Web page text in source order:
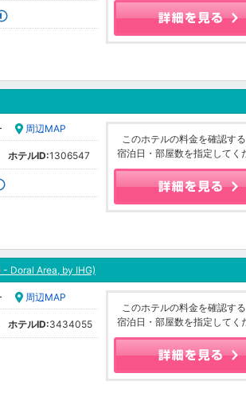
周辺MAP
ホテルID:1306547
このホテルの料金を確認す
宿泊日・部屋数を指定してく
- Doral Area, by IHG)
周辺MAP
ホテルID:3434055
このホテルの料金を確認す
宿泊日・部屋数を指定してく